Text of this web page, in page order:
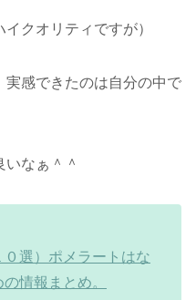
クオリティですが）
実感できたのは自分の中で
なぁ＾＾
０選）ポメラートはな
情報まとめ。